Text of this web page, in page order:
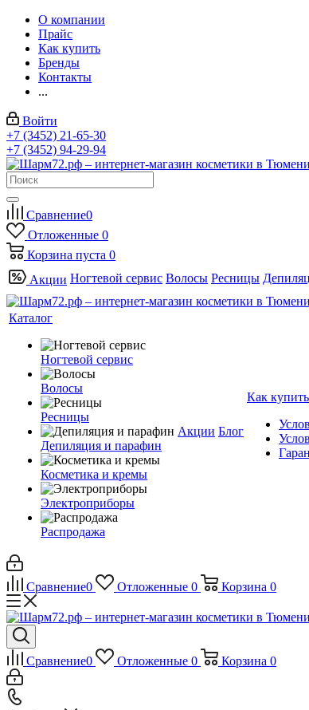
О компании
Прайс
Как купить
Бренды
Контакты
...
Войти
+7 (3452) 21-65-30
+7 (3452) 94-29-94
Сравнение0
Отложенные 0
Корзина пуста 0
Акции Ногтевой сервис Волосы Ресницы
Каталог
Ногтевой сервис
Волосы
Ресницы
Депиляция и парафин
Косметика и кремы
Электроприборы
Распродажа
Акции Блог
Как купить
Сравнение0 Отложенные 0 Корзина 0
Сравнение0 Отложенные 0 Корзина 0